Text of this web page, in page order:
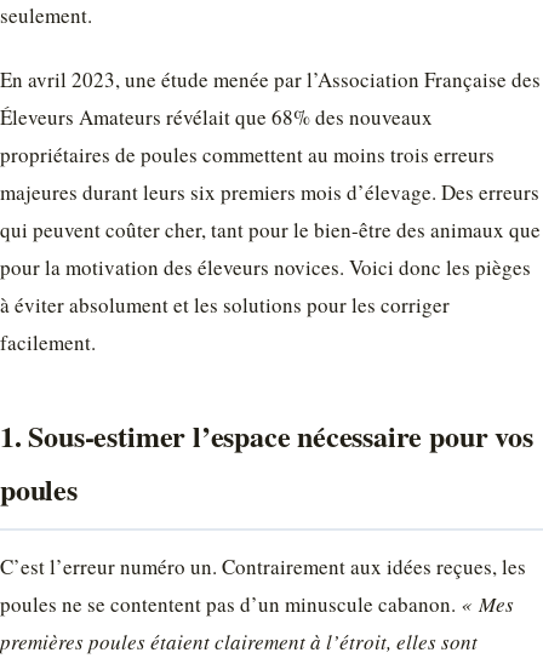
seulement.
En avril 2023, une étude menée par l’Association Française des
Éleveurs Amateurs révélait que 68% des nouveaux
propriétaires de poules commettent au moins trois erreurs
majeures durant leurs six premiers mois d’élevage. Des erreurs
qui peuvent coûter cher, tant pour le bien-être des animaux que
pour la motivation des éleveurs novices. Voici donc les pièges
à éviter absolument et les solutions pour les corriger
facilement.
1. Sous-estimer l’espace nécessaire pour vos
poules
C’est l’erreur numéro un. Contrairement aux idées reçues, les
poules ne se contentent pas d’un minuscule cabanon. « Mes
premières poules étaient clairement à l’étroit, elles sont